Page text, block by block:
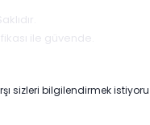
ile güvende.
sizleri bilgilendirmek